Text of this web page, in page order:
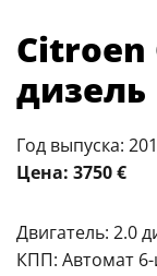
Citroen
дизель
Год выпуска:
Цена: 3750 €
Двигатель: 2.0
КПП: Автомат 6-